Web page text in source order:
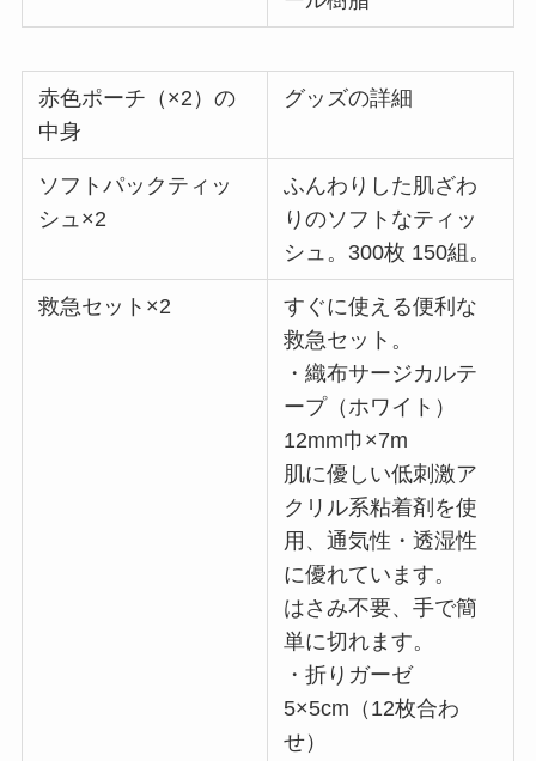
赤色ポーチ（×2）の
中身
グッズの詳細
ソフトパックティッ
シュ×2
ふんわりした肌ざわ
りのソフトなティッ
シュ。300枚 150組。
救急セット×2
すぐに使える便利な
救急セット。
・織布サージカルテ
ープ（ホワイト）
12mm巾×7m
肌に優しい低刺激ア
クリル系粘着剤を使
用、通気性・透湿性
に優れています。
はさみ不要、手で簡
単に切れます。
・折りガーゼ
5×5cm（12枚合わ
せ）